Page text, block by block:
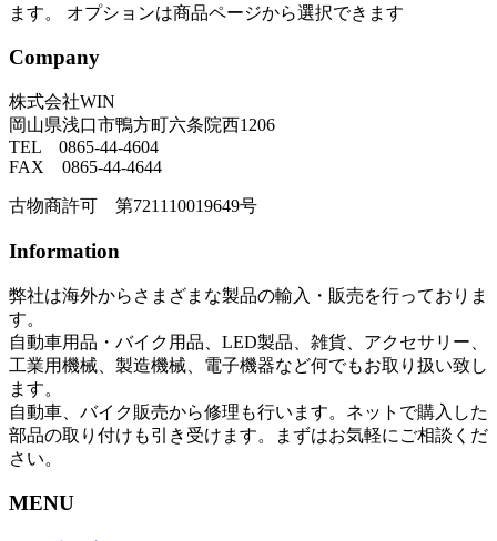
ます。 オプションは商品ページから選択できます
Company
株式会社WIN
岡山県浅口市鴨方町六条院西1206
TEL 0865-44-4604
FAX 0865-44-4644
古物商許可 第721110019649号
Information
弊社は海外からさまざまな製品の輸入・販売を行っておりま
す。
自動車用品・バイク用品、LED製品、雑貨、アクセサリー、
工業用機械、製造機械、電子機器など何でもお取り扱い致し
ます。
自動車、バイク販売から修理も行います。ネットで購入した
部品の取り付けも引き受けます。まずはお気軽にご相談くだ
さい。
MENU